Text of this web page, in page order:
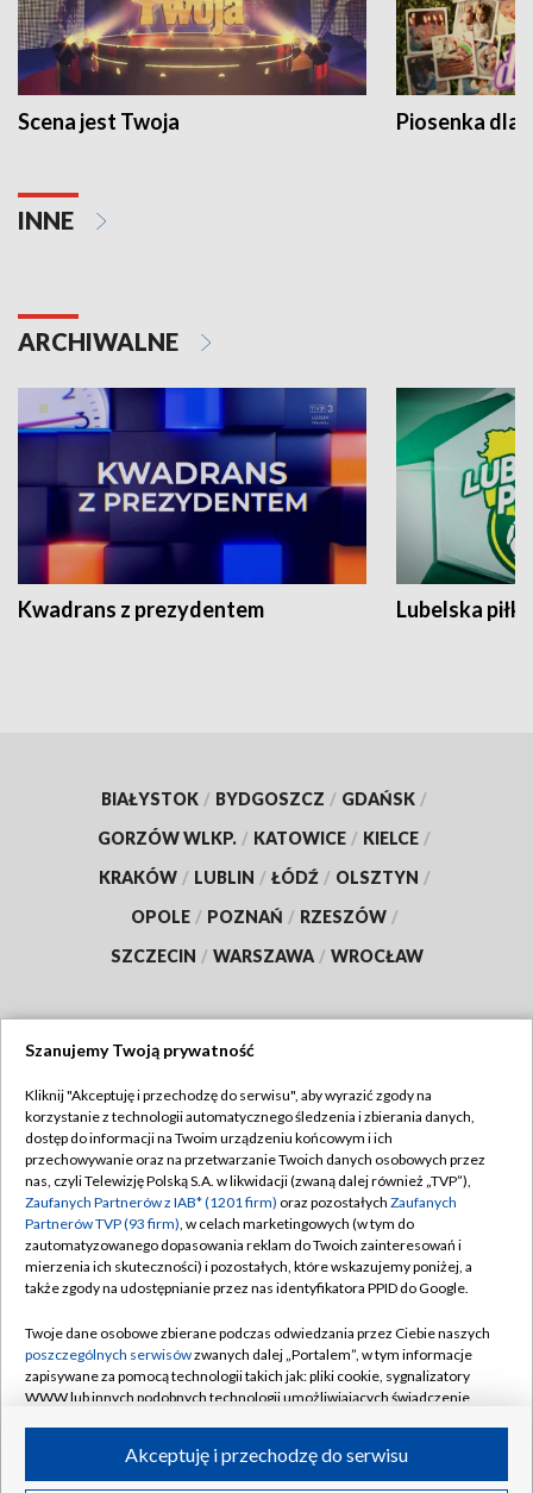
Scena jest Twoja Piosenka dla
INNE
ARCHIWALNE
Kwadrans z prezydentem Lubelska piłka
BIAŁYSTOK / BYDGOSZCZ / GDAŃSK /
GORZÓW WLKP. / KATOWICE / KIELCE /
KRAKÓW / LUBLIN / ŁÓDŹ / OLSZTYN /
OPOLE / POZNAŃ / RZESZÓW /
SZCZECIN / WARSZAWA / WROCŁAW
TVP
Abonament TVP
Emisja w TVP
Centrum informacji TVP
Naziemna Telewizja Cyfrowa
Rada Programowa
System NOS
Informacje o nadawcy
Program dla prasy
Regulamin TVP
Polityka prywatności
Moje zgody
Pomoc
Kontakt
Kanały
Szanujemy Twoją prywatność
Kliknij "Akceptuję i przechodzę do serwisu", aby wyrazić zgody na
korzystanie z technologii automatycznego śledzenia i zbierania danych,
dostęp do informacji na Twoim urządzeniu końcowym i ich
przechowywanie oraz na przetwarzanie Twoich danych osobowych przez
nas, czyli Telewizję Polską S.A. w likwidacji (zwaną dalej również „TVP”),
Zaufanych Partnerów z IAB* (1201 firm) oraz pozostałych Zaufanych
Partnerów TVP (93 firm), w celach marketingowych (w tym do
zautomatyzowanego dopasowania reklam do Twoich zainteresowań i
mierzenia ich skuteczności) i pozostałych, które wskazujemy poniżej, a
także zgody na udostępnianie przez nas identyfikatora PPID do Google.
Twoje dane osobowe zbierane podczas odwiedzania przez Ciebie naszych
poszczególnych serwisówzwanych dalej „Portalem”, w tym informacje
zapisywane za pomocą technologii takich jak: pliki cookie, sygnalizatory
WWW lub innych podobnych technologii umożliwiających świadczenie
ruchu w Internecie.Akceptuję i przechodzę do serwisu